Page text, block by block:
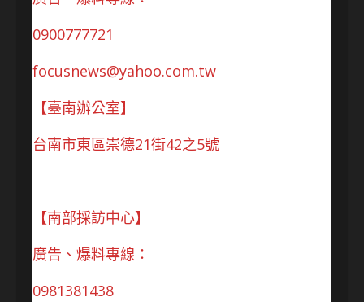
0900777721
focusnews@yahoo.com.tw
【臺南辦公室】
台南市東區崇德21街42之5號
【南部採訪中心】
廣告、爆料專線：
0981381438